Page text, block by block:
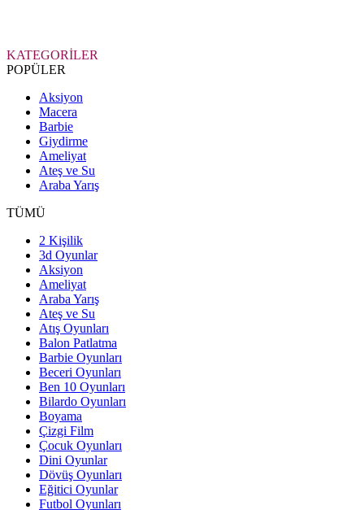
KATEGORİLER
POPÜLER
Aksiyon
Macera
Barbie
Giydirme
Ameliyat
Ateş ve Su
Araba Yarış
TÜMÜ
2 Kişilik
3d Oyunlar
Aksiyon
Ameliyat
Araba Yarış
Ateş ve Su
Atış Oyunları
Balon Patlatma
Barbie Oyunları
Beceri Oyunları
Ben 10 Oyunları
Bilardo Oyunları
Boyama
Çizgi Film
Çocuk Oyunları
Dini Oyunlar
Dövüş Oyunları
Eğitici Oyunlar
Futbol Oyunları